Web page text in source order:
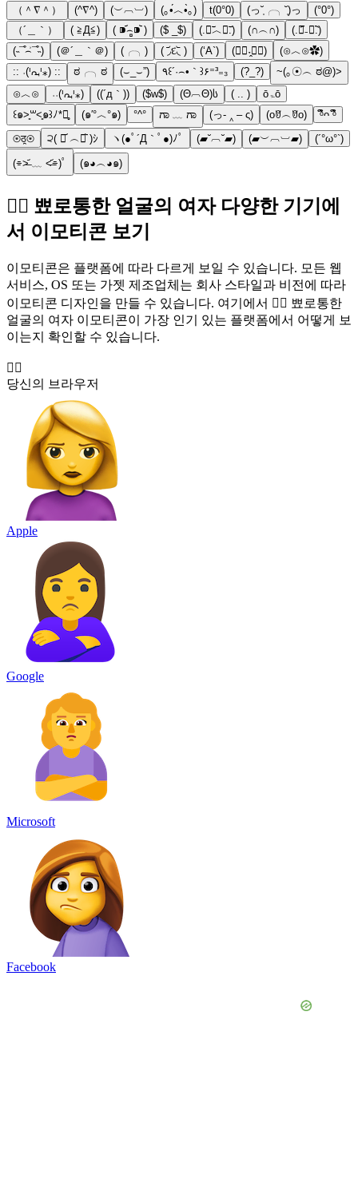
（＾∇＾） (^∇^) (︶︹︺) (｡•́︿•̀｡) t(0°0) (っ˘̩╭╮˘̩)っ
(°0°)
（´＿｀）
( ≧Д≦) ( ⁍᷄⌢̻⁍᷅ ) ($ _$) (.﹒︣︿﹒︣.) (∩︵∩)
(.﹒︠₋﹒︡.)
(˵¯͒⌢͗¯͒˵)
(＠´＿｀＠) (╭╮) ( ◞᷄દ◟᷅ ) (‘A`) (⋅⃘˕̭⋅⃘)
(⊙︿⊙✿)
:: ˓(ᑊᘩᑊ⁎) ::
ಠ╭╮ಠ (⌣_⌣”) ٩꒰´·⌢•｀꒱۶⁼³₌₃ (?_?)
~(｡☉︵ ಠ@)>
⊙︿⊙
˓˓(ᑊᘩᑊ⁎) ((´д｀)) ($w$) (Θ︹Θ)ს ( .. )
ōۃō
꒰๑˃͈꒳˂͈๑꒱ﾉ*ﾞ̥
(๑′°︿°๑) °^° ಗಾ ﹏ ಗಾ (っ- ‸ – ς) (oꆤ︵ꆤo)
ᵟຶᴖ ᵟຶ
⊛ठ̯⊛
੨( ･᷄ ︵･᷅ )ｼ ヽ(●ﾟ´Д｀ﾟ●)ﾉﾟ (▰˘︹˘▰) (▰︶︹︺▰) (´°ω°`)
(⌯˃̶᷄ ﹏ ˂̶᷄⌯)ﾟ (๑◕︵◕๑)
🙎‍♀️ 뾰로통한 얼굴의 여자 다양한 기기에
서 이모티콘 보기
이모티콘은 플랫폼에 따라 다르게 보일 수 있습니다. 모든 웹
서비스, OS 또는 가젯 제조업체는 회사 스타일과 비전에 따라
이모티콘 디자인을 만들 수 있습니다. 여기에서 🙎‍♀️ 뾰로통한
얼굴의 여자 이모티콘이 가장 인기 있는 플랫폼에서 어떻게 보
이는지 확인할 수 있습니다.
🙎‍♀️
당신의 브라우저
Apple
Google
Microsoft
Facebook